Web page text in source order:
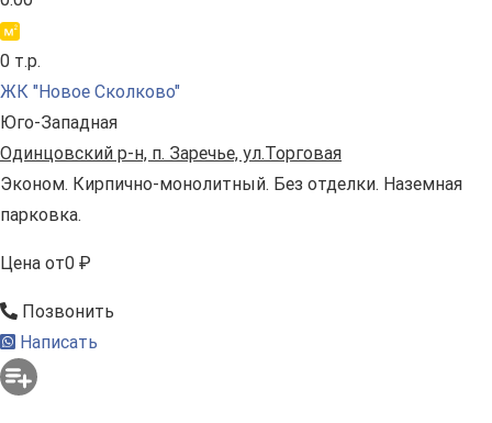
0 т.р.
ЖК "Новое Сколково"
Юго-Западная
Одинцовский р-н, п. Заречье, ул.Торговая
Эконом. Кирпично-монолитный. Без отделки. Наземная
парковка.
Цена от0 ₽
Позвонить
Написать